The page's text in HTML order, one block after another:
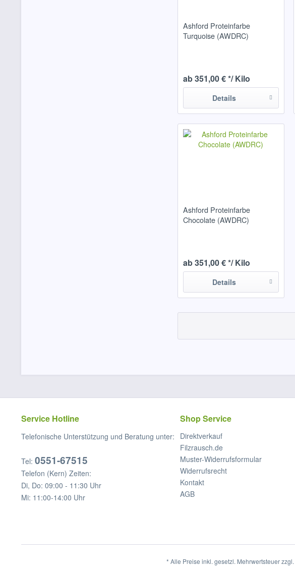
Ashford Proteinfarbe
Turquoise (AWDRC)
ab 351,00 € */ Kilo
Details
Ashford Proteinfarbe
Chocolate (AWDRC)
ab 351,00 € */ Kilo
Details
Service Hotline
Telefonische Unterstützung und Beratung unter:
Tel: 0551-67515
Telefon (Kern) Zeiten:
Di, Do: 09:00 - 11:30 Uhr
Mi: 11:00-14:00 Uhr
Shop Service
Direktverkauf
Filzrausch.de
Muster-Widerrufsformular
Widerrufsrecht
Kontakt
AGB
* Alle Preise inkl. gesetzl. Mehrwertsteuer zzgl.